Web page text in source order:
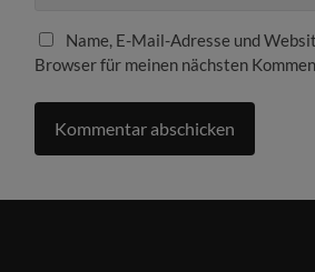
Name, E-Mail-Adresse und
Browser für meinen nächsten